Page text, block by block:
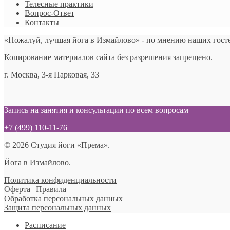
Телесные практики
Вопрос-Ответ
Контакты
«Пожалуй, лучшая йога в Измайлово» - по мнению наших
Копирование материалов сайта без разрешения запрещено.
г. Москва, 3-я Парковая, 33
Запись на занятия и консультации по всем вопросам
+7 (499) 110-11-76
© 2026 Студия йоги «Према».
Йога в Измайлово.
Политика конфиденциальности
Оферта | Правила
Обработка персональных данных
Защита персональных данных
Расписание